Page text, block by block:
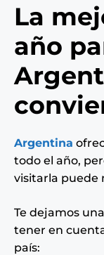
La
año
Argentina
todo el año,
visitarla puede
Te dejamos
tener en
país: